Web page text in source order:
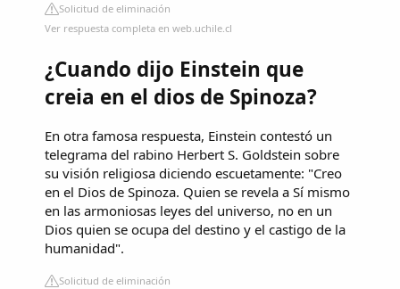
Solicitud de eliminación
Ver respuesta completa en web.uchile.cl
¿Cuando dijo Einstein que
creia en el dios de Spinoza?
En otra famosa respuesta, Einstein contestó un
telegrama del rabino Herbert S. Goldstein sobre
su visión religiosa diciendo escuetamente: "Creo
en el Dios de Spinoza. Quien se revela a Sí mismo
en las armoniosas leyes del universo, no en un
Dios quien se ocupa del destino y el castigo de la
humanidad".
Solicitud de eliminación